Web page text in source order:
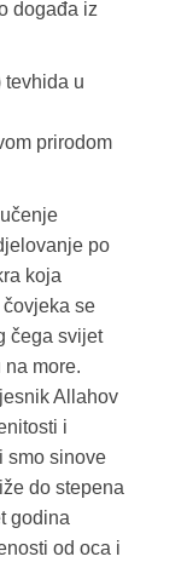
događa iz
tevhida u
prirodom
po
koja
se
čega svijet
more.
Allahov
i
do stepena
godina
od oca i